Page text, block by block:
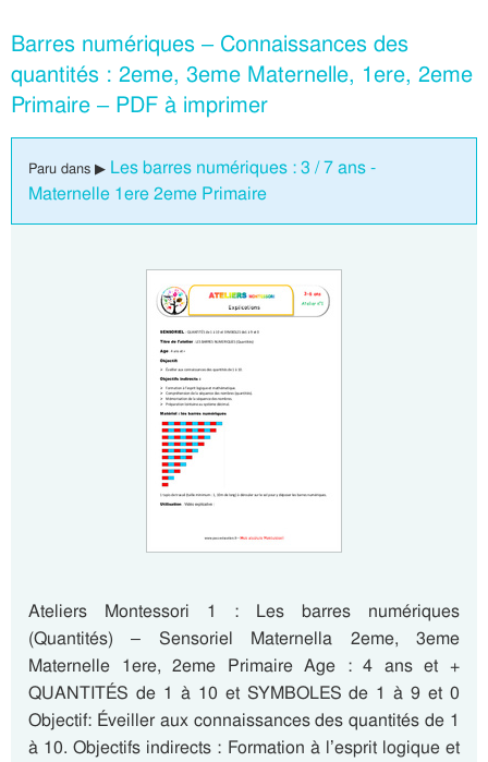
Barres numériques – Connaissances des
quantités : 2eme, 3eme Maternelle, 1ere, 2eme
Primaire – PDF à imprimer
Paru dans ▶ Les barres numériques : 3 / 7 ans -
Maternelle 1ere 2eme Primaire
Ateliers Montessori 1 : Les barres numériques
(Quantités) – Sensoriel Maternella 2eme, 3eme
Maternelle 1ere, 2eme Primaire Age : 4 ans et +
QUANTITÉS de 1 à 10 et SYMBOLES de 1 à 9 et 0
Objectif: Éveiller aux connaissances des quantités de 1
à 10. Objectifs indirects : Formation à l’esprit logique et